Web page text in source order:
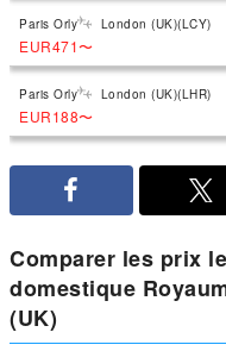
Paris Orly London (UK)(LCY)
EUR471〜
Paris Orly London (UK)(LHR)
EUR188〜
Comparer les prix
domestique
(UK)